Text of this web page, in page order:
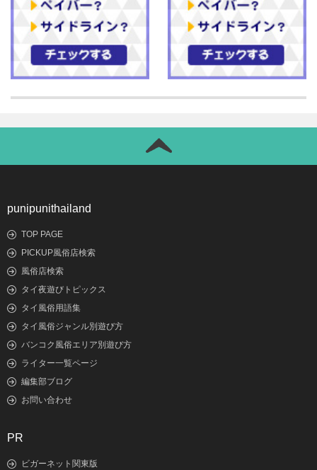
punipunithailand
TOP PAGE
PICKUP風俗店検索
風俗店検索
タイ夜遊びトピックス
タイ風俗用語集
タイ風俗ジャンル別遊び方
バンコク風俗エリア別遊び方
ライター一覧ページ
編集部ブログ
お問い合わせ
PR
ビガーネット関東版